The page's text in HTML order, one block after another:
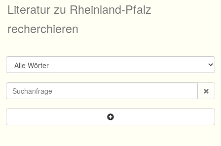
Literatur zu Rheinland-Pfalz
recherchieren